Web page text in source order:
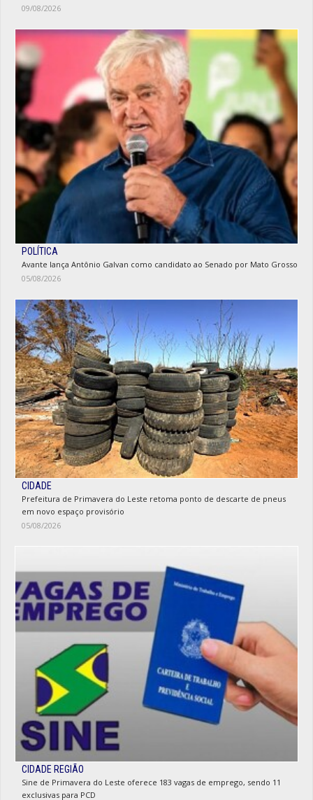
09/08/2026
POLÍTICA
Avante lança Antônio Galvan como candidato ao Senado por Mato Grosso
05/08/2026
CIDADE
Prefeitura de Primavera do Leste retoma ponto de descarte de pneus
em novo espaço provisório
05/08/2026
CIDADE REGIÃO
Sine de Primavera do Leste oferece 183 vagas de emprego, sendo 11
exclusivas para PCD